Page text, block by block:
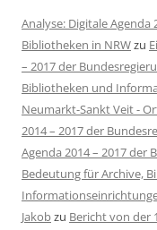
Analyse: Digitale
Bibliotheken in NRWzu
– 2017 der
Bibliotheken und
Neumarkt-Sankt Veit -
2014 – 2017 der
Agenda 2014 – 2017 der
Bedeutung für Archive,
Jakobzu Bericht von der